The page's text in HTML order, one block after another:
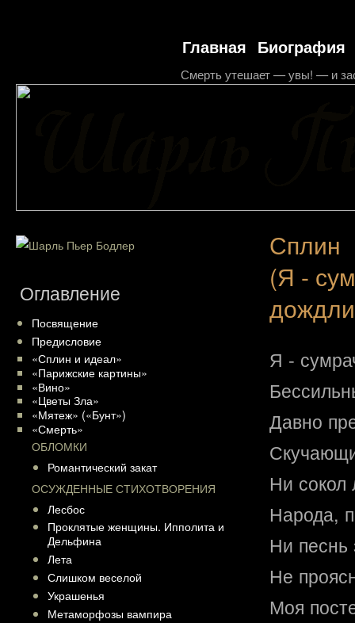
Главная Биография
Смерть утешает — увы! — и
Сплин
(Я -
Я -
Давно
Ни сокол
Народа,
Ни песнь
Не
Моя
Оглавление
Посвящение
Предисловие
«Сплин и идеал»
«Парижские картины»
«Вино»
«Цветы Зла»
«Мятеж» («Бунт»)
«Смерть»
ОБЛОМКИ
Романтический закат
ОСУЖДЕННЫЕ СТИХОТВОРЕНИЯ
Лесбос
Проклятые женщины. Ипполита и
Дельфина
Лета
Слишком веселой
Украшенья
Метаморфозы вампира